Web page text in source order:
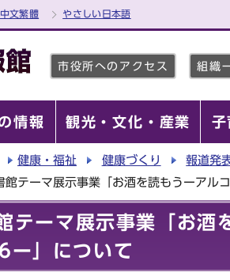
中文繁體 やさしい日本語
市役所へのアクセス 組織
情報 観光・文化・産業 子
健康・福祉 健康づくり
報道発
館テーマ展示事業「お酒を読もうーア
テーマ展示事業「お酒
」について